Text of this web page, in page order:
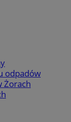
odpadów
Żorach